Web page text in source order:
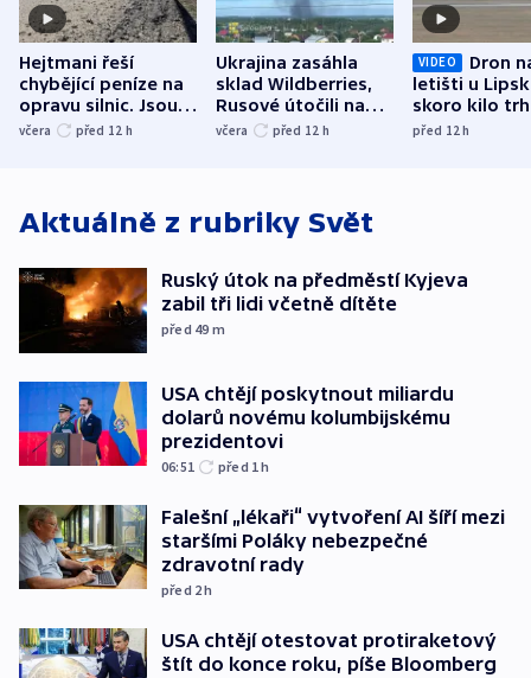
Hejtmani řeší
chybějící peníze na
opravu silnic. Jsou
nenárokové, namítá
včera před 12 h
Ukrajina zasáhla
sklad Wildberries,
Rusové útočili na
trh, hasiče či
včera před 12 h
VIDEO
Dron
letišti u
skoro kilo
indicie
před 12h
Aktuálně z rubriky Svět
Ruský útok na předměstí Kyjeva
zabil tři lidi včetně dítěte
před 49 m
USA chtějí poskytnout miliardu
dolarů novému kolumbijskému
prezidentovi
06:51 před 1h
Falešní „lékaři“ vytvoření AI šíří mezi
staršími Poláky nebezpečné
zdravotní rady
před 2h
USA chtějí otestovat protiraketový
štít do konce roku, píše Bloomberg